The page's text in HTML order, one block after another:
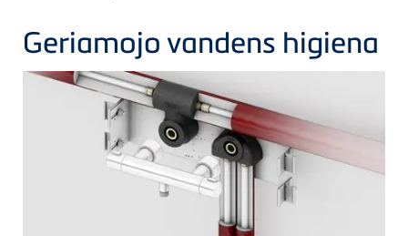
Geriamojo vandens higiena